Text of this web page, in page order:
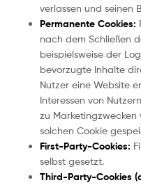
verlassen und seinen
Permanente Cookies:
nach dem Schließen
beispielsweise der
bevorzugte Inhalte
Nutzer eine Website
Interessen von
zu
solchen Cookie
First-Party-Cookies:
selbst gesetzt.
Third-Party-Cookies